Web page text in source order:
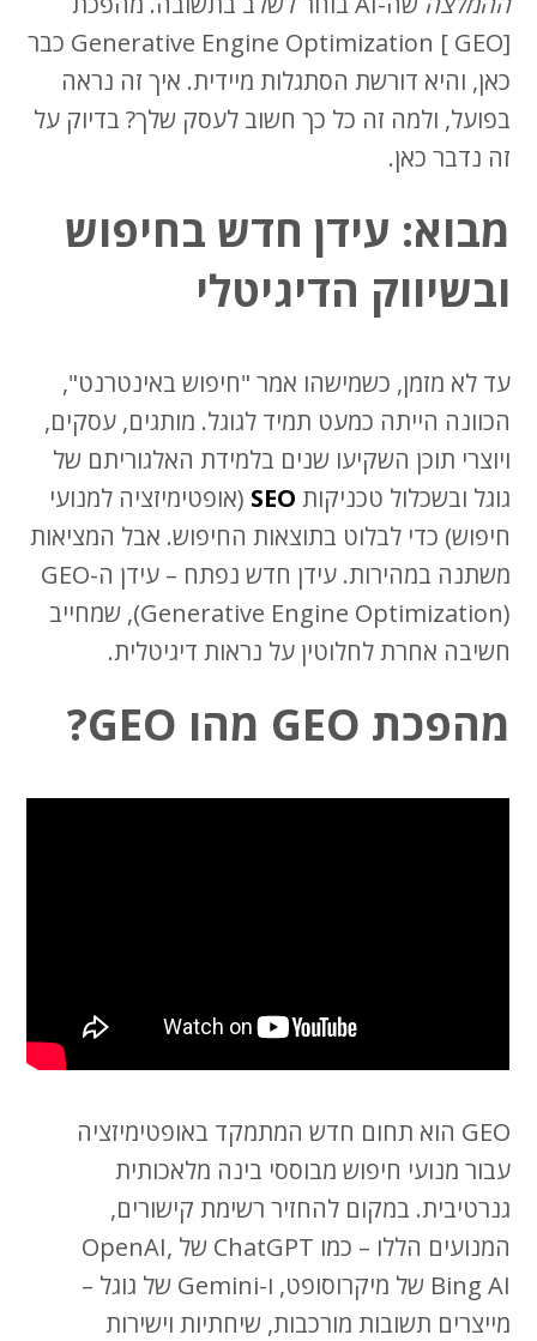
[GEO ] Generative Engine Optimization כבר
כאן, והיא דורשת הסתגלות מיידית. איך זה נראה
בפועל, ולמה זה כל כך חשוב לעסק שלך? בדיוק על
זה נדבר כאן.
מבוא: עידן חדש בחיפוש
ובשיווק הדיגיטלי
עד לא מזמן, כשמישהו אמר "חיפוש באינטרנט",
הכוונה הייתה כמעט תמיד לגוגל. מותגים, עסקים,
ויוצרי תוכן השקיעו שנים בלמידת האלגוריתם של
גוגל ובשכלול טכניקות SEO (אופטימיזציה למנועי
חיפוש) כדי לבלוט בתוצאות החיפוש. אבל המציאות
משתנה במהירות. עידן חדש נפתח – עידן ה-GEO
(Generative Engine Optimization), שמחייב
חשיבה אחרת לחלוטין על נראות דיגיטלית.
מהפכת GEO מהו GEO?
GEO הוא תחום חדש המתמקד באופטימיזציה
עבור מנועי חיפוש מבוססי בינה מלאכותית
גנרטיבית. במקום להחזיר רשימת קישורים,
המנועים הללו – כמו ChatGPT של OpenAI,
Bing AI של מיקרוסופט, ו-Gemini של גוגל –
מייצרים תשובות מורכבות, שיחתיות וישירות